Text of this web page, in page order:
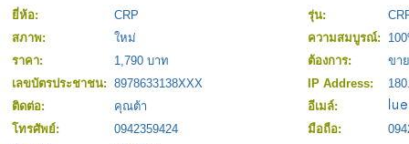
ยี่ห้อ: CRP รุ่น:
สภาพ:
ใหม่ ความสมบูรณ์:
ราคา:
1,790 บาท ต้องการ:
ขาย
เลขบัตรประชาชน: 8978633138XXX IP Address:
ติดต่อ:
คุณต้า
อีเมล์:
โทรศัพย์:
0942359424 มือถือ: